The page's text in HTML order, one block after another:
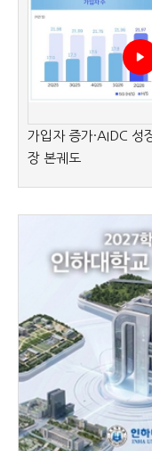
가입자 증가·AIDC 성
장 본궤도